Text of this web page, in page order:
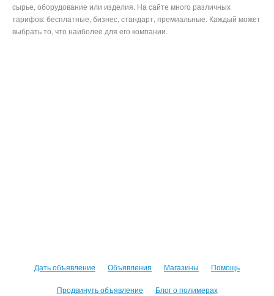
сырье, оборудование или изделия. На сайте много различных
тарифов: бесплатные, бизнес, стандарт, премиальные. Каждый может
выбрать то, что наиболее для его компании.
Дать объявление Объявления Магазины Помощь
Продвинуть объявление
Блог о полимерах